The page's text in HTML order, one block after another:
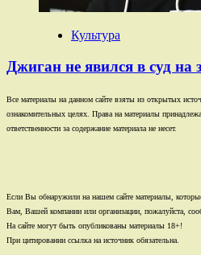
Культура
Джиган не явился в суд на
Все материалы на данном сайте взяты из открытых
ознакомительных целях. Права на материалы
ответственности за содержание материала не несет.
Если Вы обнаружили на нашем сайте материалы,
Вам, Вашей компании или организации, пожалуйста,
На сайте могут быть опубликованы материалы 18+!
При цитировании ссылка на источник обязательна.